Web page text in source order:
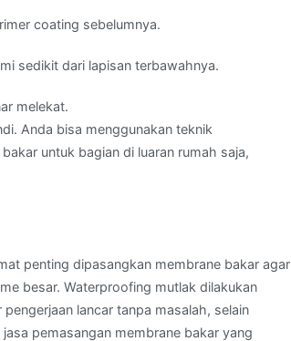
coating sebelumnya.
sedikit dari lapisan terbawahnya.
melekat.
Anda bisa menggunakan teknik
untuk bagian di luaran rumah saja,
penting dipasangkan membrane bakar agar
besar. Waterproofing mutlak dilakukan
lancar tanpa masalah, selain
pemasangan membrane bakar yang